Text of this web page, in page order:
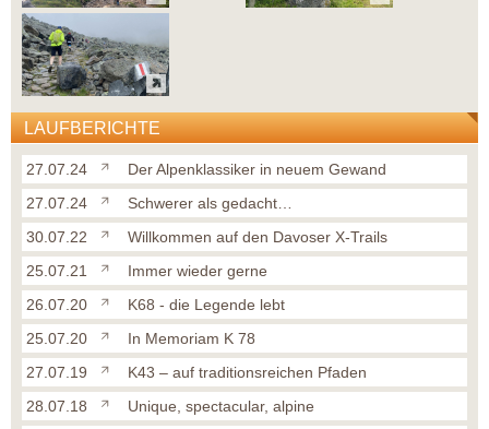
LAUFBERICHTE
27.07.24
Der Alpenklassiker in neuem Gewand
27.07.24
Schwerer als gedacht…
30.07.22
Willkommen auf den Davoser X-Trails
25.07.21
Immer wieder gerne
26.07.20
K68 - die Legende lebt
25.07.20
In Memoriam K 78
27.07.19
K43 – auf traditionsreichen Pfaden
28.07.18
Unique, spectacular, alpine